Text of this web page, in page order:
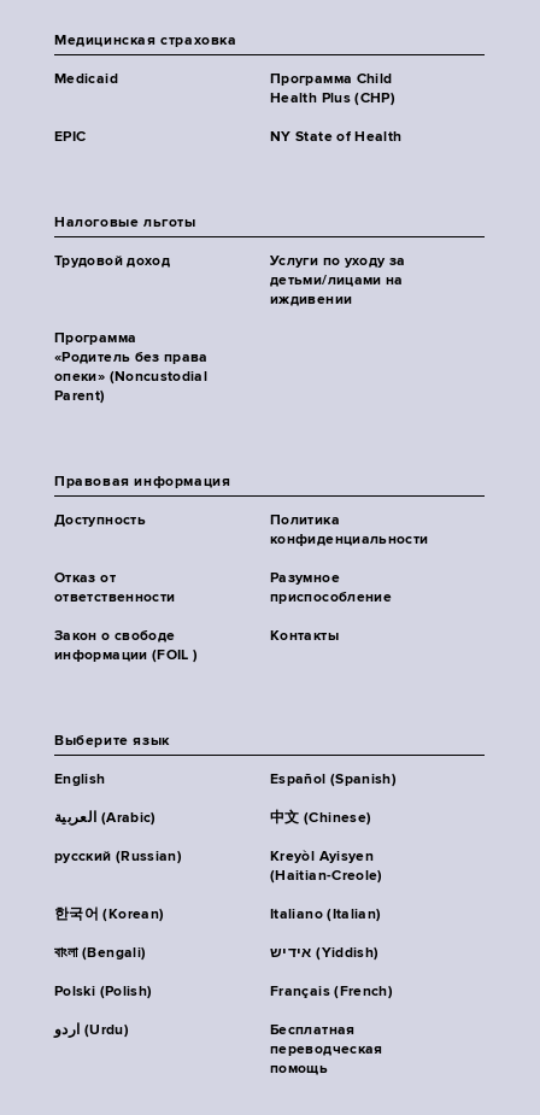
Медицинская страховка
Medicaid
Программа Child
Health Plus (CHP)
EPIC NY State of Health
Налоговые льготы
Трудовой доход
Услуги по уходу за
детьми/лицами на
иждивении
Программа
«Родитель без права
опеки» (Noncustodial
Parent)
Правовая информация
Доступность
Политика
конфиденциальности
Отказ от
ответственности
Разумное
приспособление
Закон о свободе
информации (FOIL )
Контакты
Выберите язык
English Español (Spanish)
العربية (Arabic) 中文 (Chinese)
русский (Russian)
Kreyòl Ayisyen
(Haitian-Creole)
한국어 (Korean) Italiano (Italian)
বাংলা (Bengali) אידיש (Yiddish)
Polski (Polish) Français (French)
اردو (Urdu)
Бесплатная
переводческая
помощь